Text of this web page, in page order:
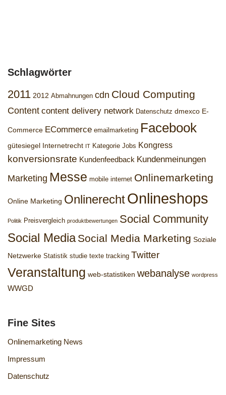
Schlagwörter
2011 2012 Abmahnungen cdn Cloud Computing
Content content delivery network Datenschutz dmexco E-
Commerce ECommerce emailmarketing Facebook
gütesiegel Internetrecht IT Kategorie Jobs Kongress
konversionsrate Kundenfeedback Kundenmeinungen
Marketing Messe mobile internet Onlinemarketing
Online Marketing OnlinerechtOnlineshops
Politik Preisvergleich produktbewertungen Social Community
Social Media Social Media Marketing Soziale
Netzwerke Statistik studie texte tracking Twitter
Veranstaltung web-statistiken webanalyse wordpress
WWGD
Fine Sites
Onlinemarketing News
Impressum
Datenschutz